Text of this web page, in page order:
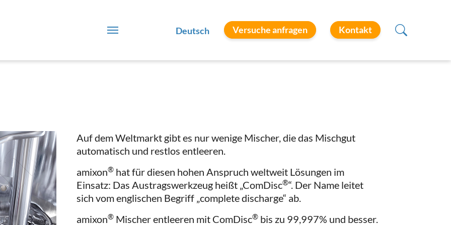
Deutsch Versuche anfragen Kontakt
Auf dem Weltmarkt gibt es nur wenige Mischer, die das Mischgut
automatisch und restlos entleeren.
amixon® hat für diesen hohen Anspruch weltweit Lösungen im
Einsatz: Das Austragswerkzeug heißt „ComDisc®“. Der Name leitet
sich vom englischen Begriff „complete discharge“ ab.
amixon® Mischer entleeren mit ComDisc® bis zu 99,997% und besser.